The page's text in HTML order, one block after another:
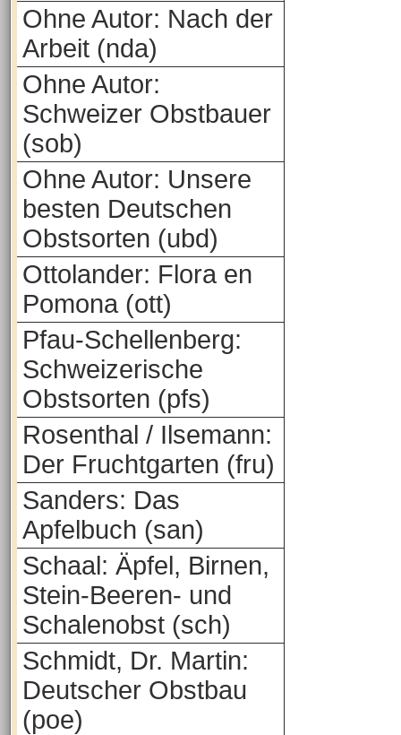
Ohne Autor: Nach der
Arbeit (nda)
Ohne Autor:
Schweizer Obstbauer
(sob)
Ohne Autor: Unsere
besten Deutschen
Obstsorten (ubd)
Ottolander: Flora en
Pomona (ott)
Pfau-Schellenberg:
Schweizerische
Obstsorten (pfs)
Rosenthal / Ilsemann:
Der Fruchtgarten (fru)
Sanders: Das
Apfelbuch (san)
Schaal: Äpfel, Birnen,
Stein-Beeren- und
Schalenobst (sch)
Schmidt, Dr. Martin:
Deutscher Obstbau
(poe)